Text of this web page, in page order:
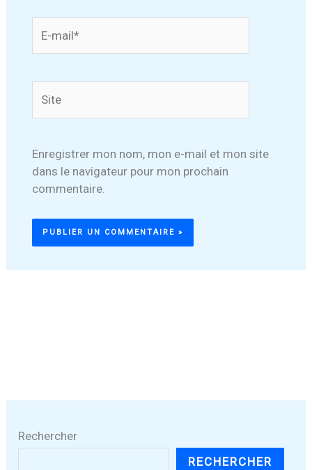
mail*
Enregistrer mon nom, mon e-mail et mon site
dans le navigateur pour mon prochain
commentaire.
Rechercher
RECHERCHER